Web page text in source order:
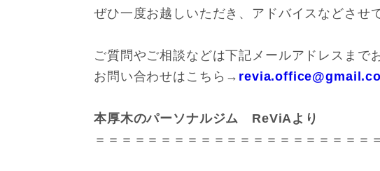
ぜひ一度お越しいただき、アドバイスなどさせ
ご質問やご相談などは下記メールアドレスまで
お問い合わせはこちら→
本厚木のパーソナルジム ReViAより
＝＝＝＝＝＝＝＝＝＝＝＝＝＝＝＝＝＝＝＝＝＝